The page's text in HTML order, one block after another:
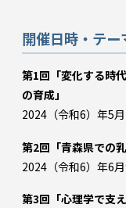
開催日時・テー
第1回「変化する時
の育成」
2024（令和6）年5
第2回「青森県での
2024（令和6）年6
第3回「心理学で支え